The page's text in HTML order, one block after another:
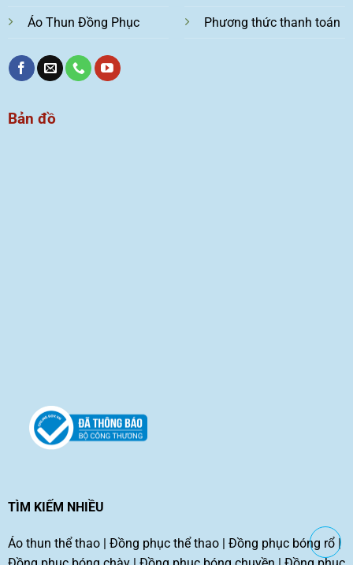
Áo Thun Đồng Phục Phương thức thanh toán
Bản đồ
TÌM KIẾM NHIỀU
Áo thun thể thao| Đồng phục thể thao| Đồng phục bóng rổ|